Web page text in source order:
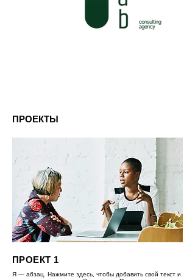
ПРОЕКТЫ
ПРОЕКТ 1
Я — абзац. Нажмите здесь, чтобы добавить свой текст и